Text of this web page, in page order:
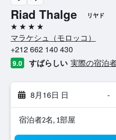
Riad Thalge リヤド
4つ星
マラケシュ​（モロッコ​）​
+212 662 140 430
9.0 すばらしい 実際の宿泊
8月16日 日 -
宿泊者2名, 1​部屋